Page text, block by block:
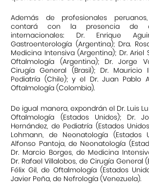
Además de profesionales
contará con la presencia de
internacionales: Dr. Enrique
Gastroenterología (Argentina); Dra.
Medicina Intensiva (Argentina); Dr. Ariel
Oftalmología (Argentina); Dr. Jorge
Cirugía General (Brasil); Dr. Mauricio
Pediatría (Chile); y el Dr. Juan Pablo
Oftalmología (Colombia).
De igual manera, expondrán el Dr. Luis
Oftalmología (Estados Unidos); Dr.
Hernández, de Pediatría (Estados
Lohmann, de Neonatología (Estados
Alfonso Pantoja, de Neonatología
Dr. Marcio Borges, de Medicina
Dr. Rafael Villalobos, de Cirugía General
Félix Gil, de Oftalmología (Estados
Javier Peña, de Nefrología (Venezuela).